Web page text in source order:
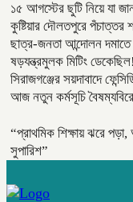
১৫ আগস্টের ছুটি নিয়ে যা
কুষ্টিয়ার দৌলতপুরে পঁচাত্তর
ছাত্র-জনতা আন্দোলন দমাতে
ষড়যন্ত্রমুলক মিটিং ডেকেছিল!
সিরাজগঞ্জের সয়দাবাদে
আজ নতুন কর্মসূচি
“প্রাথমিক শিক্ষায় ঝরে
সুপারিশ”